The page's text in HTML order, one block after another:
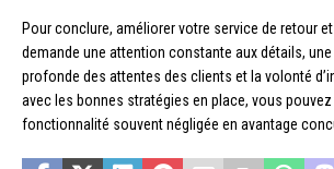
Pour conclure, améliorer votre service de retour
demande une attention constante aux détails,
profonde des attentes des clients et la volonté
avec les bonnes stratégies en place, vous
fonctionnalité souvent négligée en avantage